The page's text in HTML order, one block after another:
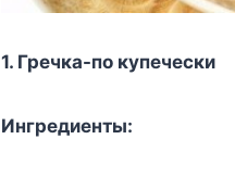
1. Гречка-по купечески
Ингредиенты: